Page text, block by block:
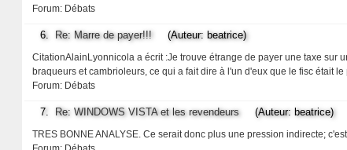
Forum: Débats
6. Re: Marre de payer!!! (Auteur: beatrice)
CitationAlainLyonnicola a écrit :Je trouve étrange de payer une taxe sur
braqueurs et cambrioleurs, ce qui a fait dire à l'un d'eux que le fisc était
Forum: Débats
7. Re: WINDOWS VISTA et les revendeurs(Auteur: beatrice)
TRES BONNE ANALYSE. Ce serait donc plus une pression indirecte;